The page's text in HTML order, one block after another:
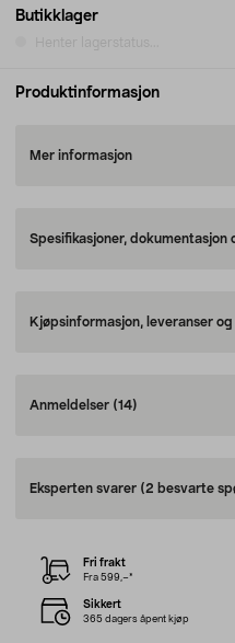
Butikklager
Henter lagerstatus...
Produktinformasjon
Mer informasjon
Spesifikasjoner, dokumentasjon
Kjøpsinformasjon, leveranser
Anmeldelser (14)
Eksperten svarer (2 besvarte
Fri frakt
Fra 599,–*
Sikkert
365 dagers åpent kjøp